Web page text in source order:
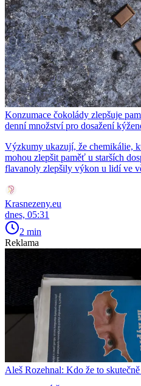
Konzumace čokolády zlepšuje
denní množství pro dosažení
Výzkumy ukazují, že chemikálie,
mohou zlepšit paměť u starších
flavanoly zlepšily výkon u lidí ve
Krasnezeny.eu
dnes, 05:31
2 min
Reklama
Aleš Rozehnal: Kdo že to